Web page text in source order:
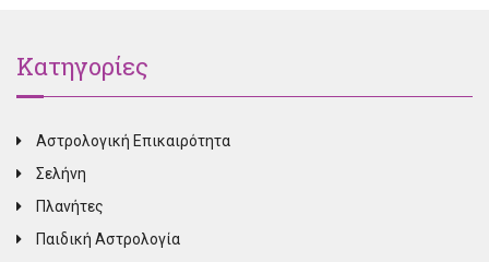
Κατηγορίες
Αστρολογική Επικαιρότητα
Σελήνη
Πλανήτες
Παιδική Αστρολογία